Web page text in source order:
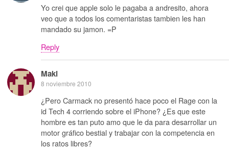
Yo crei que apple solo le pagaba a andresito, ahora
veo que a todos los comentaristas tambien les han
mandado su jamon. =P
Reply
Maki
8 noviembre 2010
¿Pero Carmack no presentó hace poco el Rage con la
id Tech 4 corriendo sobre el iPhone? ¿Es que este
hombre es tan puto amo que le da para desarrollar un
motor gráfico bestial y trabajar con la competencia en
los ratos libres?